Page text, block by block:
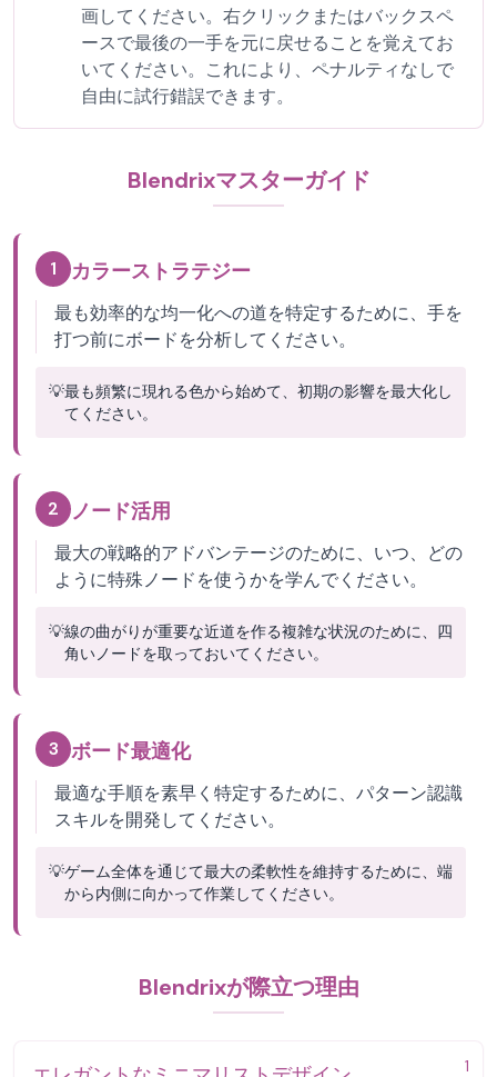
画してください。右クリックまたはバックスペ
ースで最後の一手を元に戻せることを覚えてお
いてください。これにより、ペナルティなしで
自由に試行錯誤できます。
Blendrixマスターガイド
1 カラーストラテジー
最も効率的な均一化への道を特定するために、手を
打つ前にボードを分析してください。
💡最も頻繁に現れる色から始めて、初期の影響を最大化し
てください。
2 ノード活用
最大の戦略的アドバンテージのために、いつ、どの
ように特殊ノードを使うかを学んでください。
💡線の曲がりが重要な近道を作る複雑な状況のために、四
角いノードを取っておいてください。
3 ボード最適化
最適な手順を素早く特定するために、パターン認識
スキルを開発してください。
💡ゲーム全体を通じて最大の柔軟性を維持するために、端
から内側に向かって作業してください。
Blendrixが際立つ理由
1